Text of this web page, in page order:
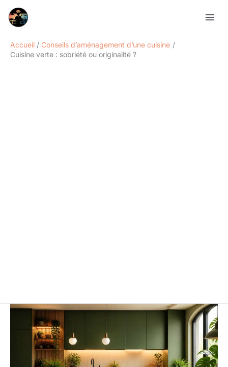
Accueil
Conseils d’aménagement d’une cuisine
Cuisine verte : sobriété ou originalité ?
Rechercher